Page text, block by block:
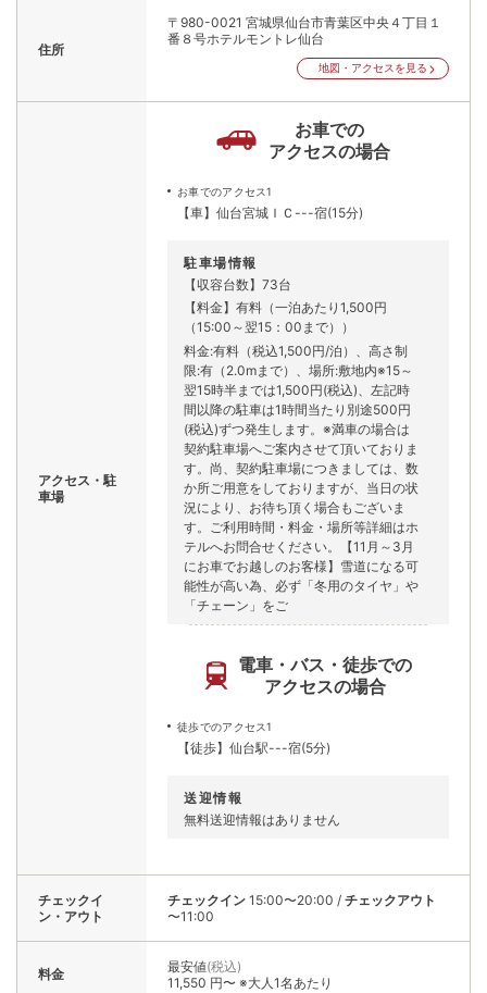
住所
〒980-0021 宮城県仙台市青葉区中央４丁目１
番８号ホテルモントレ仙台
地図・アクセスを見る
アクセス・駐
車場
お車での
アクセスの場合
お車でのアクセス1
【車】仙台宮城ＩＣ---宿(15分)
駐車場情報
【収容台数】73台
【料金】有料（一泊あたり1,500円
（15:00～翌15：00まで））
料金:有料（税込1,500円/泊）、高さ制
限:有（2.0mまで）、場所:敷地内※15～
翌15時半までは1,500円(税込)、左記時
間以降の駐車は1時間当たり別途500円
(税込)ずつ発生します。※満車の場合は
契約駐車場へご案内させて頂いておりま
す。尚、契約駐車場につきましては、数
か所ご用意をしておりますが、当日の状
況により、お待ち頂く場合もございま
す。ご利用時間・料金・場所等詳細はホ
テルへお問合せください。【11月～3月
にお車でお越しのお客様】雪道になる可
能性が高い為、必ず「冬用のタイヤ」や
「チェーン」をご
電車・バス・徒歩での
アクセスの場合
徒歩でのアクセス1
【徒歩】仙台駅---宿(5分)
送迎情報
無料送迎情報はありません
チェックイ
ン・アウト
チェックイン 15:00〜20:00 / チェックアウト
〜11:00
料金 最安値(税込)
11,550 円〜 ※大人1名あたり